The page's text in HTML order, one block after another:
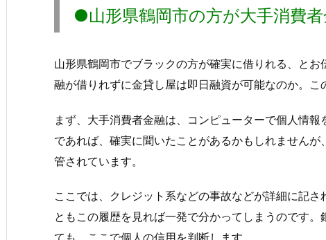
●山形県鶴岡市の方が大手消費
山形県鶴岡市でブラックの方が確実に借りれる、と
融が借りれずに金貸し屋は即日融資が可能なのか。こ
まず、大手消費者金融は、コンピューターで個人情
であれば、確実に聞いたことがあるかもしれません
管されています。
ここでは、クレジット系などの事故などが詳細に記
ともこの履歴を見れば一発で分かってしまうのです